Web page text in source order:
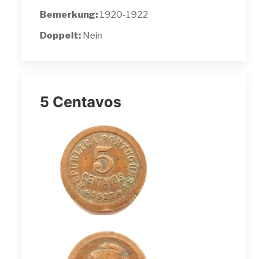
Bemerkung: 1920-1922
Doppelt: Nein
5 Centavos